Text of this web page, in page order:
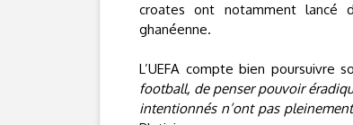
croates ont notamment lancé
ghanéenne.
L’UEFA compte bien poursuivre
football, de penser pouvoir
intentionnés n’ont pas